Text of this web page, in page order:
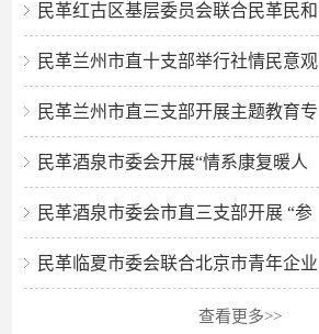
民革红古区基层委员会联合民革民和
民革兰州市直十支部举行社情民意观
民革兰州市直三支部开展主题教育专
民革酒泉市委会开展“情系康复暖人
民革酒泉市委会市直三支部开展 “参
民革临夏市委会联合北京市青年企业
查看更多>>